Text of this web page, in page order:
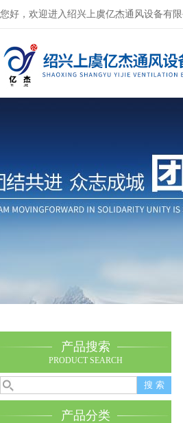
您好，欢迎进入绍兴上虞亿杰通风设备有限
产品搜索
PRODUCT SEARCH
产品分类